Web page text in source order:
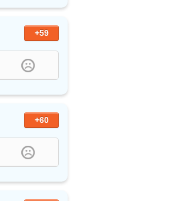
+59
+60